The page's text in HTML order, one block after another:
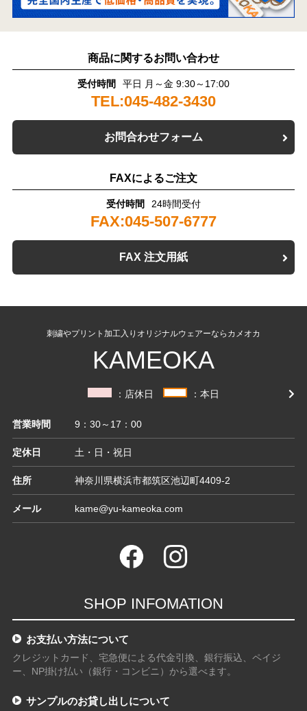
商品に関するお問い合わせ
受付時間 平日 月～金 9:30～17:00
TEL:045-482-3430
お問合わせフォーム
FAXによるご注文
受付時間 24時間受付
FAX:045-507-6777
FAX 注文用紙
刺繍やプリント加工入りオリジナルウェアーならカメオカ
KAMEOKA
：店休日 ：本日
営業時間 9：30～17：00
定休日 土・日・祝日
住所 神奈川県横浜市都筑区池辺町4409-2
メール kame@yu-kameoka.com
SHOP INFOMATION
お支払い方法について
クレジットカード、宅急便による代金引換、銀行振込、ペイジ
ー、NP掛け払い（銀行・コンビニ）から選べます。
サンプルのお貸し出しについて